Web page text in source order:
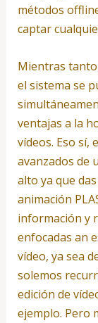
métodos
captar
Mientras
el sistema se
ventajas a la
vídeos. Eso sí,
avanzados de
alto ya que
animación
información y
enfocadas an
vídeo, ya sea
solemos
edición de
ejemplo. Pero